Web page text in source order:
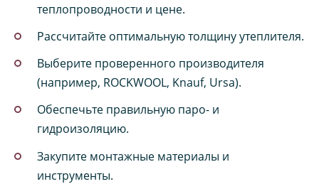
теплопроводности и цене.
Рассчитайте оптимальную толщину утеплителя.
Выберите проверенного производителя
(например, ROCKWOOL, Knauf, Ursa).
Обеспечьте правильную паро- и
гидроизоляцию.
Закупите монтажные материалы и
инструменты.